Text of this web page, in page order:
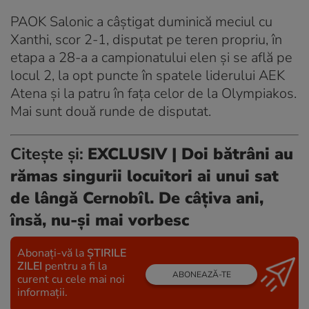
PAOK Salonic a câștigat duminică meciul cu
Xanthi, scor 2-1, disputat pe teren propriu, în
etapa a 28-a a campionatului elen și se află pe
locul 2, la opt puncte în spatele liderului AEK
Atena și la patru în fața celor de la Olympiakos.
Mai sunt două runde de disputat.
Citește și: EXCLUSIV | Doi bătrâni au
rămas singurii locuitori ai unui sat
de lângă Cernobîl. De câţiva ani,
însă, nu-şi mai vorbesc
Abonați-vă la ȘTIRILE
ZILEI pentru a fi la
curent cu cele mai noi
informații.
ABONEAZĂ-TE